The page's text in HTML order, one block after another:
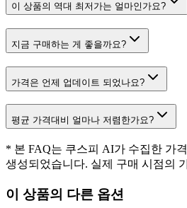
이 상품의 역대 최저가는 얼마인가요?
지금 구매하는 게 좋을까요?
가격은 언제 업데이트 되었나요?
평균 가격대비 얼마나 저렴한가요?
* 본 FAQ는 쿠스피 AI가 수집한 가
생성되었습니다. 실제 구매 시점의
이 상품의 다른 옵션